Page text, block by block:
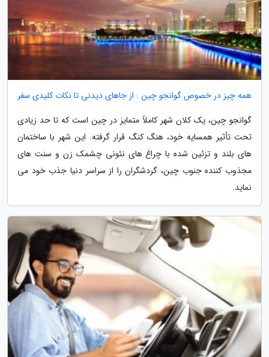
همه چیز در خصوص گوانجو چین : از جاهای دیدنی تا نکات کلیدی سفر
گوانجو چین، یک کلان شهر کاملاً متمایز در چین است که تا حد زیادی
تحت تأثیر همسایه خود، هنگ کنگ قرار گرفته. این شهر با ساختمان
های بلند و تزئین شده با چراغ های نئونی چشمک زن و سنت های
مجذوب کننده جنوب چین، گردشگران را از سراسر دنیا جذب خود می
نماید.